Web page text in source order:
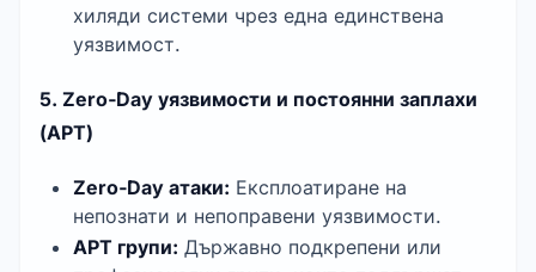
хиляди системи чрез една единствена
уязвимост.
5. Zero‑Day уязвимости и постоянни заплахи
(APT)
Zero‑Day атаки: Експлоатиране на
непознати и непоправени уязвимости.
APT групи: Държавно подкрепени или